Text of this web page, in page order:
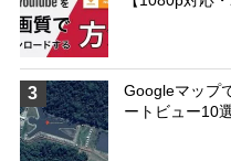
3
Googleマップ
ートビュー10